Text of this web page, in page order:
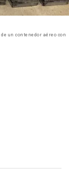
un contenedor aéreo con